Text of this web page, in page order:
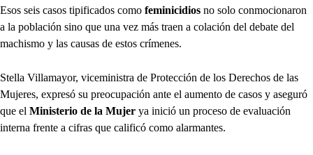
Esos seis casos tipificados como feminicidios no solo conmocionaron
a la población sino que una vez más traen a colación del debate del
machismo y las causas de estos crímenes.
Stella Villamayor, viceministra de Protección de los Derechos de las
Mujeres, expresó su preocupación ante el aumento de casos y aseguró
que el Ministerio de la Mujer ya inició un proceso de evaluación
interna frente a cifras que calificó como alarmantes.